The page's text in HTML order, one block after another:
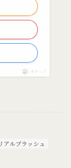
ポチップ
アルブラッシュ